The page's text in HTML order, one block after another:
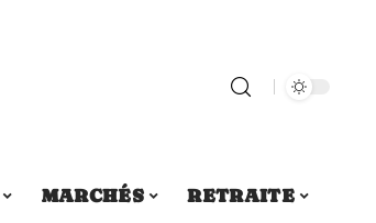
MARCHÉS
RETRAITE